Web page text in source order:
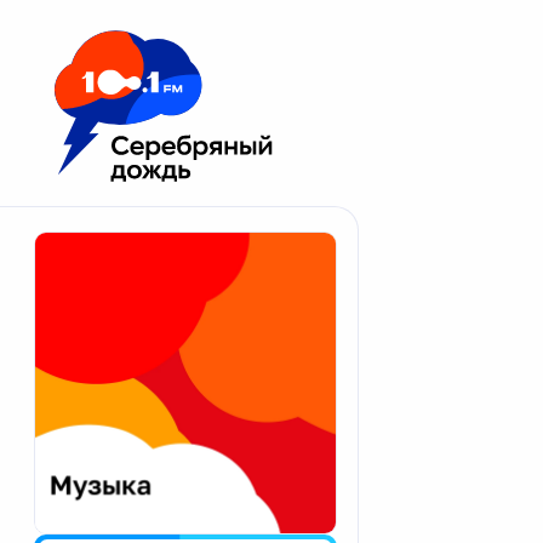
Москва 100.1 FM
Апатиты
Екатеринбург
Калининград
Калуга